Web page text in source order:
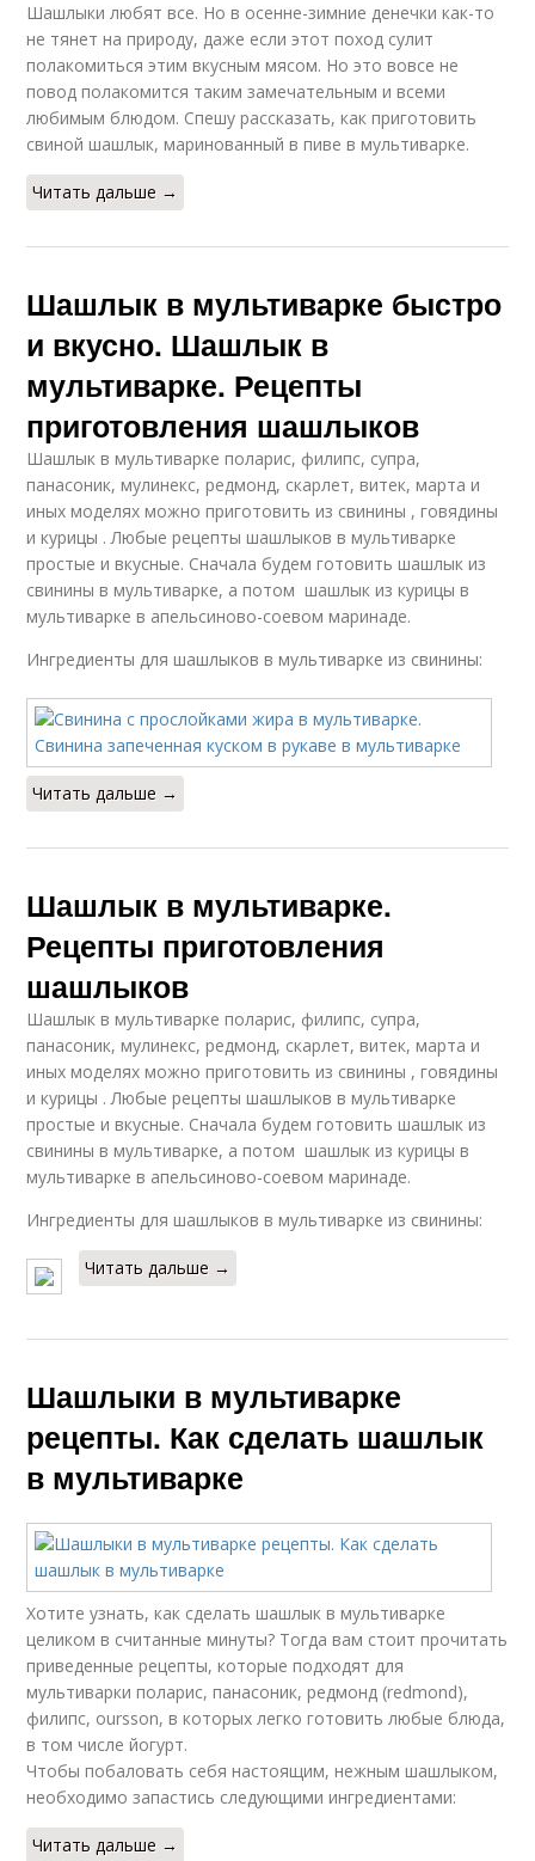
Жир в мультиварке Настоящий шашлык
сковороде
Вкусный шашлык
#рецепты для
мультиварки
Шашлыки любят все. Но в осенне-зимние денечки как-то
не тянет на природу, даже если этот поход сулит
полакомиться этим вкусным мясом. Но это вовсе не
повод полакомится таким замечательным и всеми
любимым блюдом. Спешу рассказать, как приготовить
свиной шашлык, маринованный в пиве в мультиварке.
Читать дальше →
Шашлык в мультиварке быстро
и вкусно. Шашлык в
мультиварке. Рецепты
приготовления шашлыков
Шашлык в мультиварке поларис, филипс, супра,
панасоник, мулинекс, редмонд, скарлет, витек, марта и
иных моделях можно приготовить из свинины , говядины
и курицы . Любые рецепты шашлыков в мультиварке
простые и вкусные. Сначала будем готовить шашлык из
свинины в мультиварке, а потом шашлык из курицы в
мультиварке в апельсиново-соевом маринаде.
Ингредиенты для шашлыков в мультиварке из свинины:
Читать дальше →
Шашлык в мультиварке.
Рецепты приготовления
шашлыков
Шашлык в мультиварке поларис, филипс, супра,
панасоник, мулинекс, редмонд, скарлет, витек, марта и
иных моделях можно приготовить из свинины , говядины
и курицы . Любые рецепты шашлыков в мультиварке
простые и вкусные. Сначала будем готовить шашлык из
свинины в мультиварке, а потом шашлык из курицы в
мультиварке в апельсиново-соевом маринаде.
Ингредиенты для шашлыков в мультиварке из свинины:
Читать дальше →
Шашлыки в мультиварке
рецепты. Как сделать шашлык
в мультиварке
Хотите узнать, как сделать шашлык в мультиварке
целиком в считанные минуты? Тогда вам стоит прочитать
приведенные рецепты, которые подходят для
мультиварки поларис, панасоник, редмонд (redmond),
филипс, oursson, в которых легко готовить любые блюда,
в том числе йогурт.
Чтобы побаловать себя настоящим, нежным шашлыком,
необходимо запастись следующими ингредиентами:
Читать дальше →